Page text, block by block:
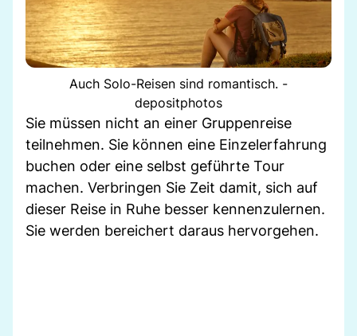
Auch Solo-Reisen sind romantisch. -
depositphotos
Sie müssen nicht an einer Gruppenreise
teilnehmen. Sie können eine Einzelerfahrung
buchen oder eine selbst geführte Tour
machen. Verbringen Sie Zeit damit, sich auf
dieser Reise in Ruhe besser kennenzulernen.
Sie werden bereichert daraus hervorgehen.